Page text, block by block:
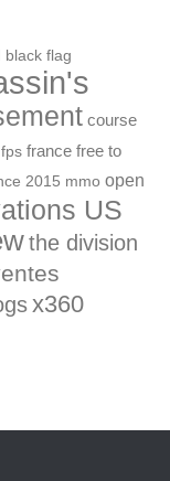
black flag
course
fps france free to
2015 mmo open
US
the division
x360